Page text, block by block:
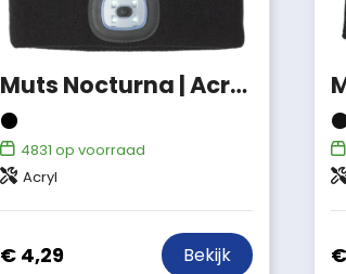
Muts Nocturna | Acryl | COB-lamp
4831 op voorraad
Acryl
€ 4,29 Bekijk